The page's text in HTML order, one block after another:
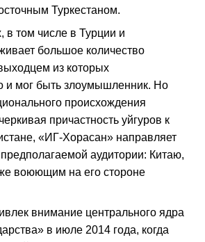
Туркестаном.
в том числе в Турции и
большое количество
из которых
и мог быть злоумышленник. Но
происхождения
причастность уйгуров к
«ИГ-Хорасан» направляет
аудитории: Китаю,
воюющим на его стороне
внимание центрального ядра
в июле 2014 года, когда